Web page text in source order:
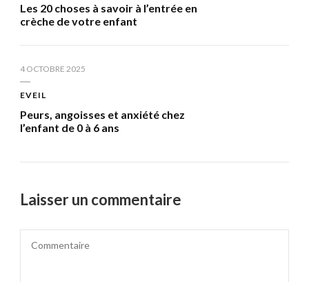
Les 20 choses à savoir à l’entrée en
crèche de votre enfant
4 OCTOBRE 2025
EVEIL
Peurs, angoisses et anxiété chez
l’enfant de 0 à 6 ans
Laisser un commentaire